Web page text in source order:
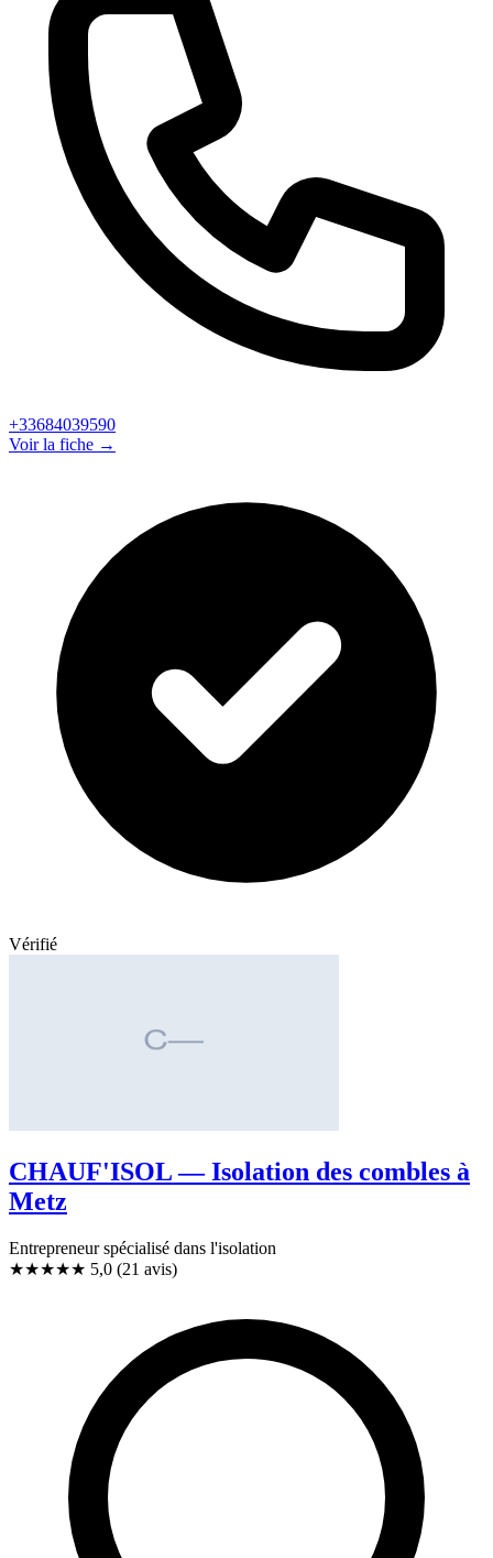
+33684039590
Voir la fiche →
Vérifié
CHAUF'ISOL — Isolation des combles à
Metz
Entrepreneur spécialisé dans l'isolation
★★★★★ 5,0 (21 avis)